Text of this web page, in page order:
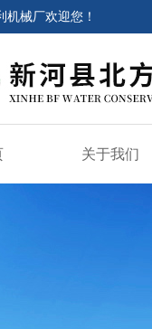
机械厂欢迎您！
关于我们